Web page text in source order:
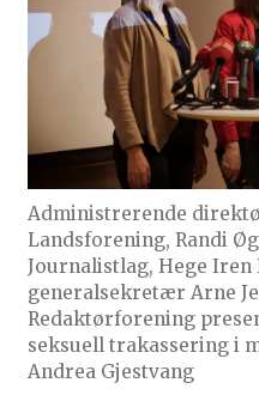
Administrerende
Landsforening, Randi
Journalistlag, Hege Iren
generalsekretær Arne
Redaktørforening
seksuell trakassering i
Andrea Gjestvang